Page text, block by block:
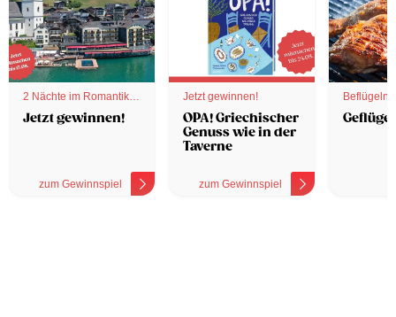
2 Nächte im Romantik
Hotel
Jetzt gewinnen!
zum Gewinnspiel
Jetzt gewinnen!
OPA! Griechischer
Genuss wie in der
Taverne
zum Gewinnspiel